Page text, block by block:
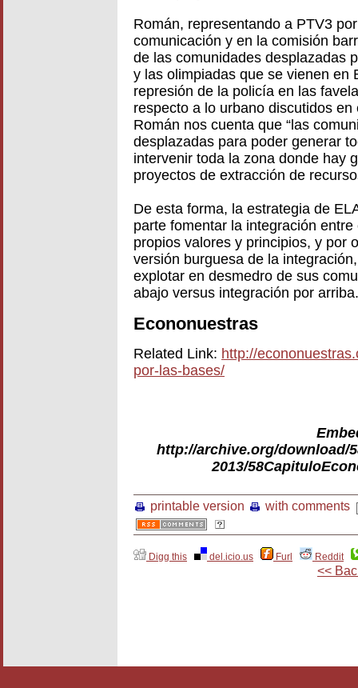
Román, representando a PTV3
comunicación y en la comisión
de las comunidades desplazadas
y las olimpiadas que se vienen en
represión de la policía en las
respecto a lo urbano discutidos
Román nos cuenta que “las
desplazadas para poder generar
intervenir toda la zona donde hay
proyectos de extracción de
De esta forma, la estrategia de
parte fomentar la integración
propios valores y principios, y por
versión burguesa de la
explotar en desmedro de sus
abajo versus integración por arriba.
Econonuestras
Related Link: http://
por-las-bases/
http://archive.org/download/
2013/
printable version with comments
Digg this del.icio.us Furl Reddit
<<